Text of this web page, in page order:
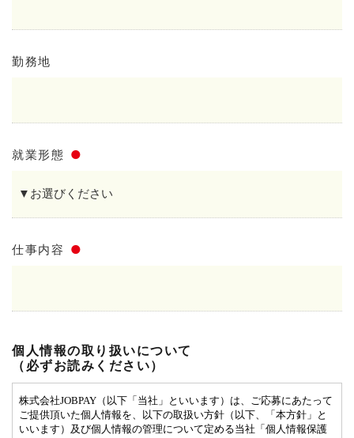
勤務地
就業形態 ●
仕事内容 ●
個人情報の取り扱いについて
（必ずお読みください）